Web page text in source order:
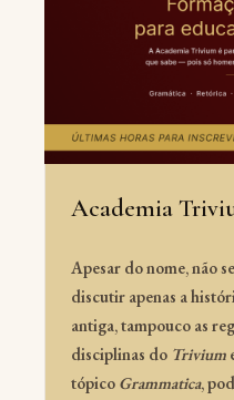
Academia
Apesar do nome, não
discutir apenas a
antiga, tampouco as
disciplinas do Trivium
tópico Grammatica,